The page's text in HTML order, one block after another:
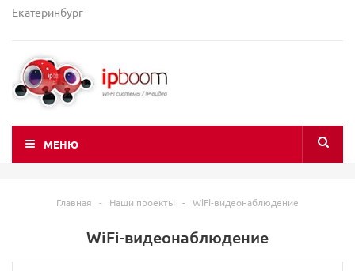
Екатеринбург
МЕНЮ
Главная - Наши проекты - WiFi-видеонаблюдение
WiFi-видеонаблюдение